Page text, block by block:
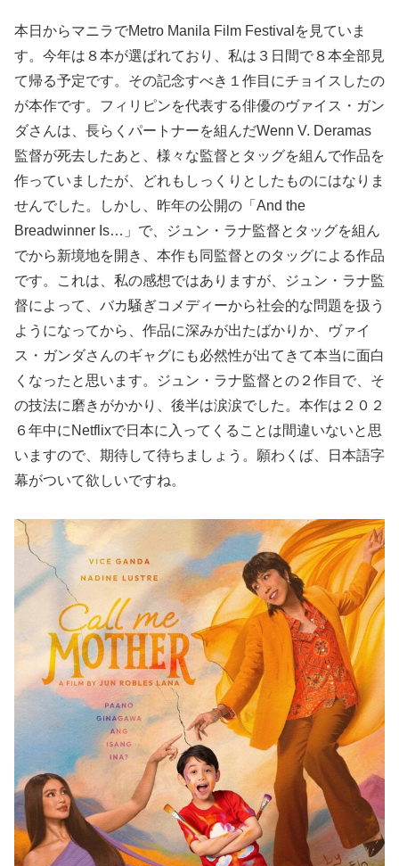
本日からマニラでMetro Manila Film Festivalを見ていま
す。今年は８本が選ばれており、私は３日間で８本全部見
て帰る予定です。その記念すべき１作目にチョイスしたの
が本作です。フィリピンを代表する俳優のヴァイス・ガン
ダさんは、長らくパートナーを組んだWenn V. Deramas
監督が死去したあと、様々な監督とタッグを組んで作品を
作っていましたが、どれもしっくりとしたものにはなりま
せんでした。しかし、昨年の公開の「And the
Breadwinner Is…」で、ジュン・ラナ監督とタッグを組ん
でから新境地を開き、本作も同監督とのタッグによる作品
です。これは、私の感想ではありますが、ジュン・ラナ監
督によって、バカ騒ぎコメディーから社会的な問題を扱う
ようになってから、作品に深みが出たばかりか、ヴァイ
ス・ガンダさんのギャグにも必然性が出てきて本当に面白
くなったと思います。ジュン・ラナ監督との２作目で、そ
の技法に磨きがかかり、後半は涙涙でした。本作は２０２
６年中にNetflixで日本に入ってくることは間違いないと思
いますので、期待して待ちましょう。願わくば、日本語字
幕がついて欲しいですね。